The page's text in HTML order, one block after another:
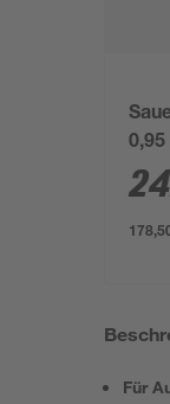
0,95
24
Für